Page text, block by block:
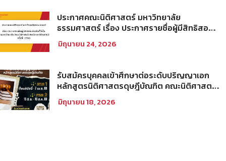
ประกาศคณะนิติศาสตร์ มหาวิทยาลัย
ธรรมศาสตร์ เรื่อง ประกาศรายชื่อผู้มีสิทธิสอบ
คัดเลือกให้เป็นพนักงานมหาวิทยาลัย (คณะ
นิติศาสตร์) สายวิชาการประเภทนักวิจัย ครั้งที่
มิถุนายน 24, 2026
รับสมัครบุคคลเข้าศึกษาต่อระดับปริญญาเอก
หลักสูตรนิติศาสตรดุษฎีบัณฑิต คณะนิติศาสตร์
มหาวิทยาลัยธรรมศาสตร์ ประจำภาคการศึกษา
ที่ 2 ปีการศึกษา 2569
มิถุนายน 18, 2026